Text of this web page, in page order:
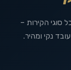
סוגי הקירות –
נקי ומהיר.